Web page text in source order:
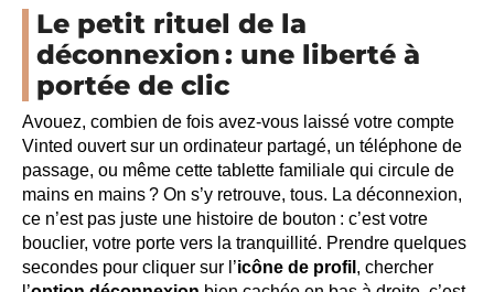
Le petit rituel de la
déconnexion : une liberté à
portée de clic
Avouez, combien de fois avez-vous laissé votre compte
Vinted ouvert sur un ordinateur partagé, un téléphone de
passage, ou même cette tablette familiale qui circule de
mains en mains ? On s’y retrouve, tous. La déconnexion,
ce n’est pas juste une histoire de bouton : c’est votre
bouclier, votre porte vers la tranquillité. Prendre quelques
secondes pour cliquer sur l’icône de profil , chercher